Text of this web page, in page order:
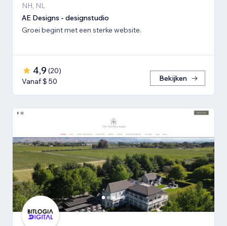
NH, NL
AE Designs - designstudio
Groei begint met een sterke website.
4,9 (20)
Vanaf $ 50
Bekijken